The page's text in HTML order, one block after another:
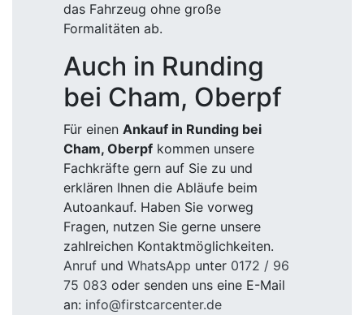
das Fahrzeug ohne große
Formalitäten ab.
Auch in Runding
bei Cham, Oberpf
Für einen Ankauf in Runding bei
Cham, Oberpf kommen unsere
Fachkräfte gern auf Sie zu und
erklären Ihnen die Abläufe beim
Autoankauf. Haben Sie vorweg
Fragen, nutzen Sie gerne unsere
zahlreichen Kontaktmöglichkeiten.
Anruf und WhatsApp unter 0172 / 96
75 083 oder senden uns eine E-Mail
an: info@firstcarcenter.de